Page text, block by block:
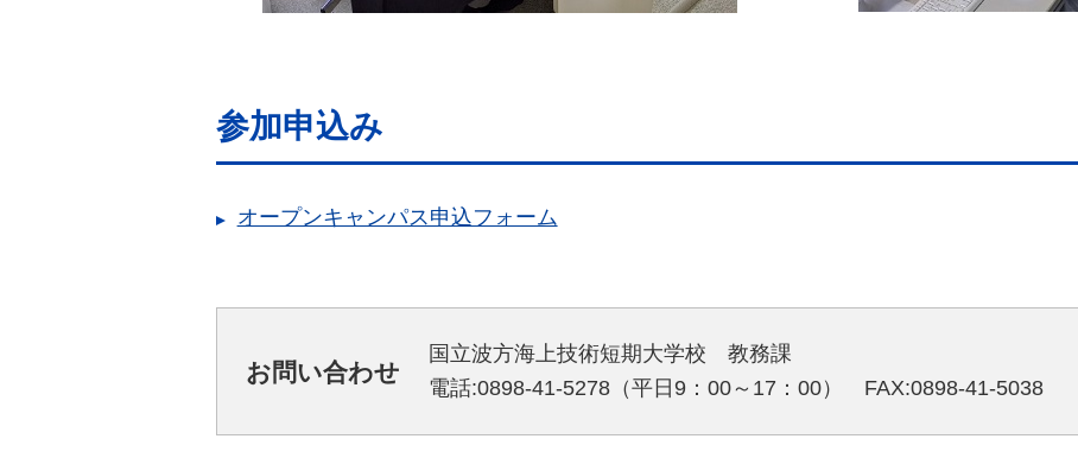
参加申込み
オープンキャンパス申込フォーム
お問い合わせ
国立波方海上技術短期大学校 教務課
電話:0898-41-5278（平日9：00～17：00） FAX:0898-41-5038